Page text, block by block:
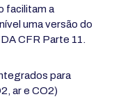
facilitam a
uma versão do
CFR Parte 11.
para
ar e CO2)